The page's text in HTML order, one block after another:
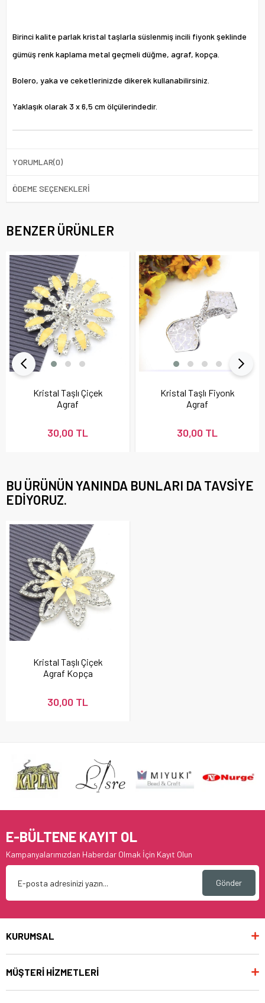
Birinci kalite parlak kristal taşlarla süslenmiş incili fiyonk şeklinde
gümüş renk kaplama metal geçmeli düğme, agraf, kopça.
Bolero, yaka ve ceketlerinizde dikerek kullanabilirsiniz.
Yaklaşık olarak 3 x 6,5 cm ölçülerindedir.
YORUMLAR(0)
ÖDEME SEÇENEKLERI
BENZER ÜRÜNLER
Kristal Taşlı Çiçek
Agraf
30,00 TL
Kristal Taşlı Fiyonk
Agraf
30,00 TL
BU ÜRÜNÜN YANINDA BUNLARI DA TAVSIYE
EDIYORUZ.
Kristal Taşlı Çiçek
Agraf Kopça
30,00 TL
E-BÜLTENE KAYIT OL
Kampanyalarımızdan Haberdar Olmak İçin Kayıt Olun
Gönder
KURUMSAL
MÜŞTERİ HİZMETLERİ